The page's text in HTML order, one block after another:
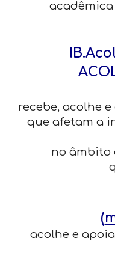
recebe, acolhe
que afetam a
no âmbito
(
acolhe e